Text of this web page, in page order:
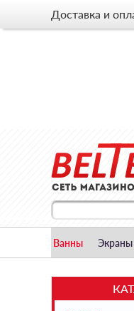
Доставка и
Ванны Экраны